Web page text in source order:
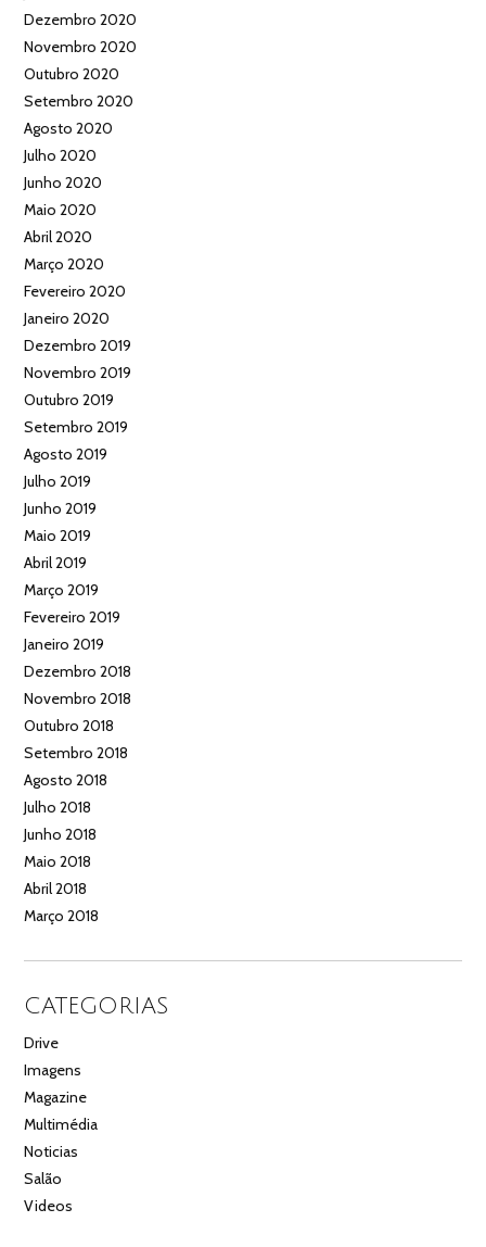
Dezembro 2020
Novembro 2020
Outubro 2020
Setembro 2020
Agosto 2020
Julho 2020
Junho 2020
Maio 2020
Abril 2020
Março 2020
Fevereiro 2020
Janeiro 2020
Dezembro 2019
Novembro 2019
Outubro 2019
Setembro 2019
Agosto 2019
Julho 2019
Junho 2019
Maio 2019
Abril 2019
Março 2019
Fevereiro 2019
Janeiro 2019
Dezembro 2018
Novembro 2018
Outubro 2018
Setembro 2018
Agosto 2018
Julho 2018
Junho 2018
Maio 2018
Abril 2018
Março 2018
CATEGORIAS
Drive
Imagens
Magazine
Multimédia
Noticias
Salão
Videos